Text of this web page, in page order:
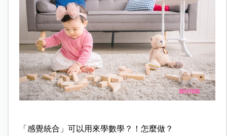
「感覺統合」可以用來學數學？！怎麼做？